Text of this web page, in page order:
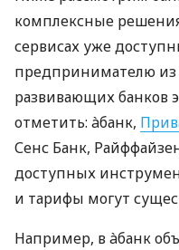
комплексные
сервисах уже
предпринимателю
развивающих банков
отметить: àбанк,
Сенс Банк,
доступных
и тарифы могут
Например, в àбанк